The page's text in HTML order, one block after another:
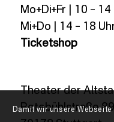
Mo+Di+Fr | 10 – 14
Mi+Do | 14 – 18
Ticketshop
Theater der
Rotebühlstraße 89
Damit wir unsere